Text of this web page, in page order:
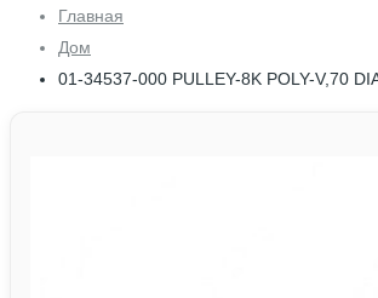
Главная
Дом
01-34537-000 PULLEY-8K POLY-V,70